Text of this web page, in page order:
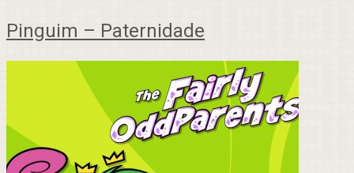
Pinguim – Paternidade